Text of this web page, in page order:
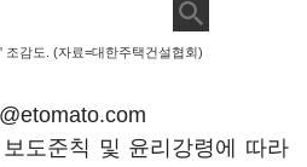
조감도. (자료=대한주택건설협회)
도준칙 및 윤리강령에 따라